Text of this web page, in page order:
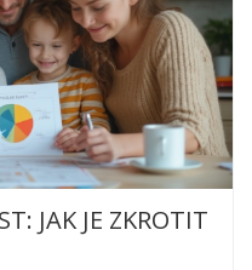
JAK JE ZKROTIT